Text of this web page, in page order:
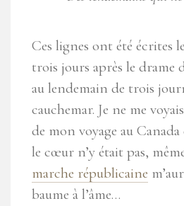
Ces lignes ont été écrites
trois jours après le drame
au lendemain de trois
cauchemar. Je ne me
de mon voyage au
le cœur n’y était pas,
marche républicaine
baume à l’âme…